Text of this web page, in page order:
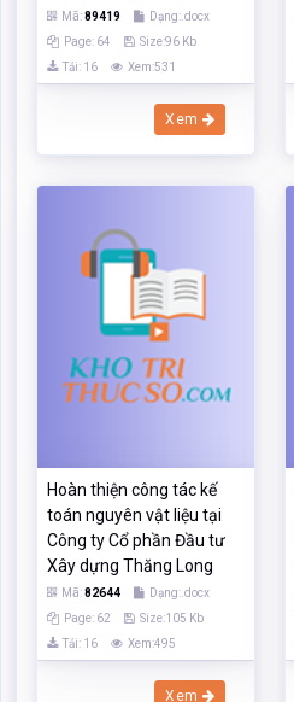
Mã:89419
Dạng:.docx
Page: 64
Size:96 Kb
Tải: 16
Xem:531
Xem
Hoàn thiện công tác kế
toán nguyên vật liệu tại
Công ty Cổ phần Đầu tư
Xây dựng Thăng Long
Mã:82644
Dạng:.docx
Page: 62
Size:105 Kb
Tải: 16
Xem:495
Xem